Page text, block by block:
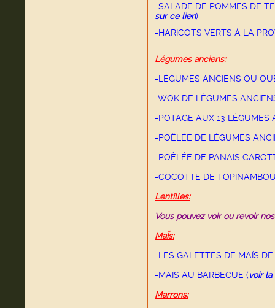
-SALADE DE POMMES DE
sur ce lien)
-HARICOTS VERTS À LA
Légumes anciens:
-LÉGUMES ANCIENS OU
-WOK DE LÉGUMES
-POTAGE AUX 13 LÉGUMES
-POÊLÉE DE LÉGUMES
-POÊLÉE DE PANAIS
-COCOTTE DE
Lentilles:
Vous pouvez voir ou revoir
MaÏs:
-LES GALETTES DE MAÏS
-MAÏS AU BARBECUE (voir
Marrons: